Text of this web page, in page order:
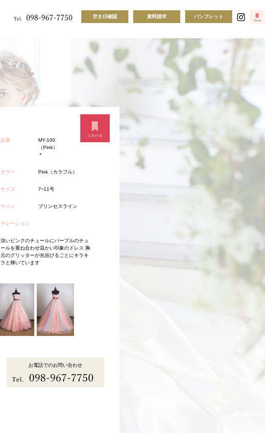
空き日確認 資料請求 パンフレット
品番
MY-100
（Pink）
＊
カラー Pink（カラフル）
サイズ 7ｰ11号
ライン プリンセスライン
ナレーション
淡いピンクのチュールにパープルのチュ
ールを重ね合わせ温かい印象のドレス 胸
元のグリッターが光浴びるごとにキラキ
ラと輝いています
お電話でのお問い合わせ